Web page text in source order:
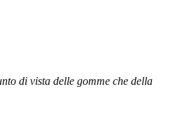
di vista delle gomme che della